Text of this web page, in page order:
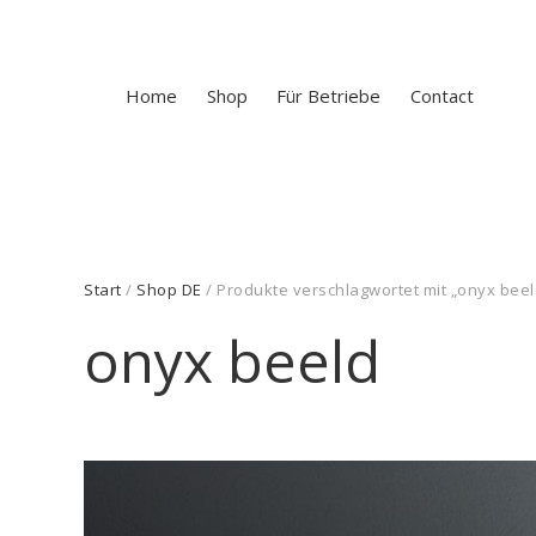
Home Shop Für Betriebe Contact
Start / Shop DE / Produkte verschlagwortet mit „onyx
onyx beeld